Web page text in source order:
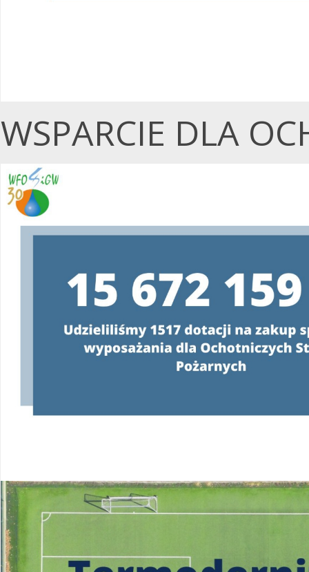
WSPARCIE DLA
Konsultanci obsługujący infolinię,
o programie oraz wyjaśniać
od poniedziałku do
w godzinachod 8:00 do